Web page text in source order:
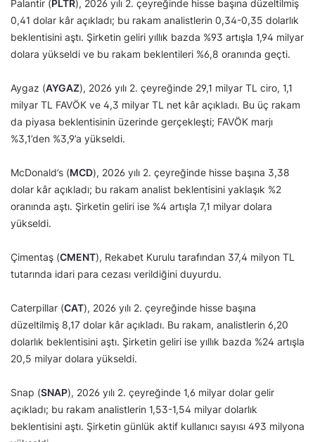
Palantir (PLTR), 2026 yılı 2. çeyreğinde hisse başına düzeltilmiş
0,41 dolar kâr açıkladı; bu rakam analistlerin 0,34-0,35 dolarlık
beklentisini aştı. Şirketin geliri yıllık bazda %93 artışla 1,94 milyar
dolara yükseldi ve bu rakam beklentileri %6,8 oranında geçti.
Aygaz (AYGAZ), 2026 yılı 2. çeyreğinde 29,1 milyar TL ciro, 1,1
milyar TL FAVÖK ve 4,3 milyar TL net kâr açıkladı. Bu üç rakam
da piyasa beklentisinin üzerinde gerçekleşti; FAVÖK marjı
%3,1’den %3,9’a yükseldi.
McDonald’s (MCD), 2026 yılı 2. çeyreğinde hisse başına 3,38
dolar kâr açıkladı; bu rakam analist beklentisini yaklaşık %2
oranında aştı. Şirketin geliri ise %4 artışla 7,1 milyar dolara
yükseldi.
Çimentaş (CMENT), Rekabet Kurulu tarafından 37,4 milyon TL
tutarında idari para cezası verildiğini duyurdu.
Caterpillar (CAT), 2026 yılı 2. çeyreğinde hisse başına
düzeltilmiş 8,17 dolar kâr açıkladı. Bu rakam, analistlerin 6,20
dolarlık beklentisini aştı. Şirketin geliri ise yıllık bazda %24 artışla
20,5 milyar dolara yükseldi.
Snap (SNAP), 2026 yılı 2. çeyreğinde 1,6 milyar dolar gelir
açıkladı; bu rakam analistlerin 1,53-1,54 milyar dolarlık
beklentisini aştı. Şirketin günlük aktif kullanıcı sayısı 493 milyona